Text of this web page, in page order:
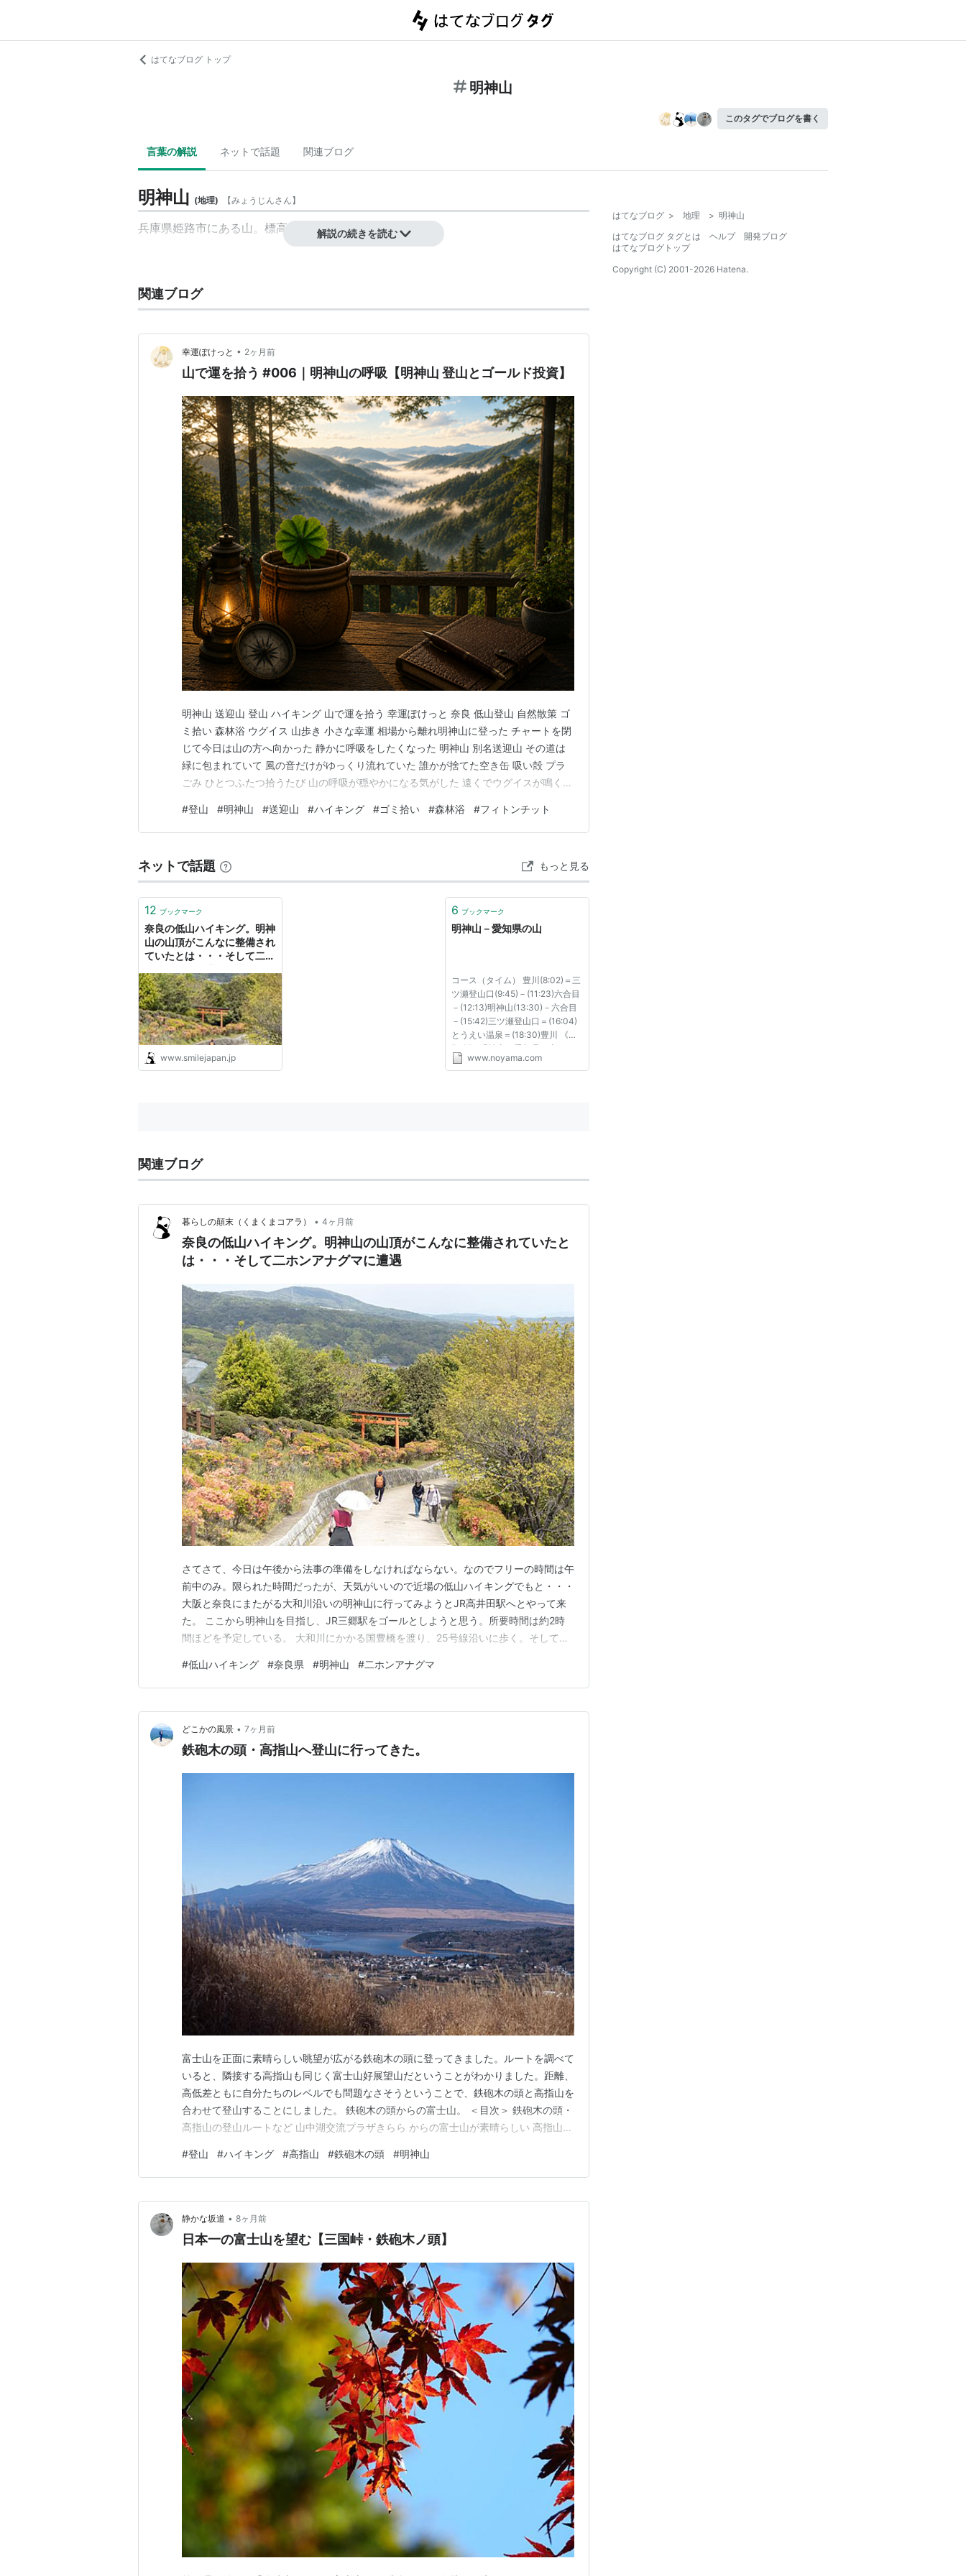
はてなブログ トップ
明神山
このタグでブログを書く
言葉の解説 ネットで話題 関連ブログ
明神山 (地理) 【みょうじんさん】
兵庫県姫路市にある山。標高668メートル。
解説の続きを読む
関連ブログ
幸運ぽけっと • 2ヶ月前
山で運を拾う #006｜明神山の呼吸【明神山 登山とゴールド投資】
明神山 送迎山 登山 ハイキング 山で運を拾う 幸運ぽけっと 奈良 低山登山 自然散策 ゴ
ミ拾い 森林浴 ウグイス 山歩き 小さな幸運 相場から離れ明神山に登った チャートを閉
じて今日は山の方へ向かった 静かに呼吸をしたくなった 明神山 別名送迎山 その道は
緑に包まれていて 風の音だけがゆっくり流れていた 誰かが捨てた空き缶 吸い殻 プラ
ごみ ひとつふたつ拾うたび 山の呼吸が穏やかになる気がした 遠くでウグイスが鳴く
抜ける風が 肌ではなく心を洗っていく 森林浴という言葉よりもっと静かな何かを 胸い
っぱいに吸い込ん…
#登山 #明神山 #送迎山 #ハイキング #ゴミ拾い #森林浴 #フィトンチット
ネットで話題 もっと見る
12 ブックマーク
奈良の低山ハイキング。明神
山の山頂がこんなに整備され
ていたとは・・・そして二ホ
顛末（くまくまコアラ）
www.smilejapan.jp
6 ブックマーク
明神山－愛知県の山
コース（タイム） 豊川(8:02)＝三
ツ瀬登山口(9:45)－(11:23)六合目
－(12:13)明神山(13:30)－六合目
－(15:42)三ツ瀬登山口＝(16:04)
とうえい温泉＝(18:30)豊川 《山
概略》 明神山は愛知県の山であ
る。愛知県の仲間の誘いで行くこ
www.noyama.com
関連ブログ
暮らしの顛末（くまくまコアラ） • 4ヶ月前
奈良の低山ハイキング。明神山の山頂がこんなに整備されていたと
は・・・そして二ホンアナグマに遭遇
さてさて、今日は午後から法事の準備をしなければならない。なのでフリーの時間は午
前中のみ。限られた時間だったが、天気がいいので近場の低山ハイキングでもと・・・
大阪と奈良にまたがる大和川沿いの明神山に行ってみようとJR高井田駅へとやって来
た。 ここから明神山を目指し、JR三郷駅をゴールとしようと思う。所要時間は約2時
間ほどを予定している。 大和川にかかる国豊橋を渡り、25号線沿いに歩く。そして明
る会」というシールが貼ってあった。どうやらこの道で間違いないのだろう。 住宅街
から農耕地エリアへと景色が変わる。この辺りで登山者…
#低山ハイキング #奈良県 #明神山 #二ホンアナグマ
どこかの風景 • 7ヶ月前
鉄砲木の頭・高指山へ登山に行ってきた。
富士山を正面に素晴らしい眺望が広がる鉄砲木の頭に登ってきました。ルートを調べて
いると、隣接する高指山も同じく富士山好展望山だということがわかりました。距離、
高低差ともに自分たちのレベルでも問題なさそうということで、鉄砲木の頭と高指山を
合わせて登山することにしました。 鉄砲木の頭からの富士山。 ＜目次＞ 鉄砲木の頭・
高指山の登山ルートなど 山中湖交流プラザきらら からの富士山が素晴らしい 高指山へ
頭・高指山の登山ルートなど 鉄砲木ノ頭（明神山）山頂で撮影。 鉄砲木の頭（てっぽ
うぎのあたま） 別名：明神山 標高12…
#登山 #ハイキング #高指山 #鉄砲木の頭 #明神山
静かな坂道 • 8ヶ月前
日本一の富士山を望む【三国峠・鉄砲木ノ頭】
はてなブログ > 地理 > 明神山
はてなブログ タグとは
ヘルプ
開発ブログ
はてなブログトップ
Copyright (C) 2001-2026 Hatena.